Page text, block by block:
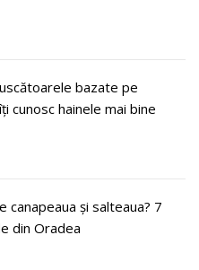
bazate pe
cunosc hainele mai bine
canapeaua și salteaua? 7
din Oradea